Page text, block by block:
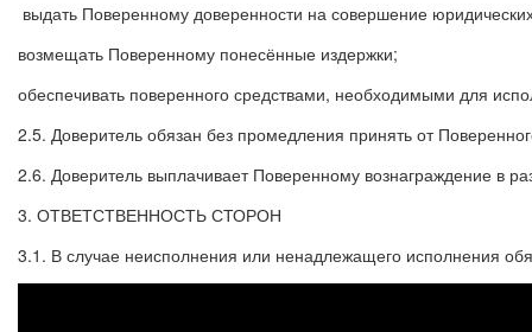
выдать Поверенному доверенности на совершение
возмещать Поверенному понесённые издержки;
обеспечивать поверенного средствами, необходимыми для
2.5. Доверитель обязан без промедления принять от
2.6. Доверитель выплачивает Поверенному вознаграждение в
3. ОТВЕТСТВЕННОСТЬ СТОРОН
3.1. В случае неисполнения или ненадлежащего исполнения